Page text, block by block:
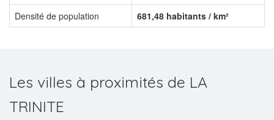
Densité de population
681,48 habitants / km²
Les villes à proximités de LA
TRINITE